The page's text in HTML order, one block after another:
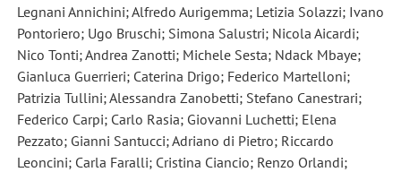
Legnani Annichini; Alfredo Aurigemma; Letizia Solazzi; Ivano
Pontoriero; Ugo Bruschi; Simona Salustri; Nicola Aicardi;
Nico Tonti; Andrea Zanotti; Michele Sesta; Ndack Mbaye;
Gianluca Guerrieri; Caterina Drigo; Federico Martelloni;
Patrizia Tullini; Alessandra Zanobetti; Stefano Canestrari;
Federico Carpi; Carlo Rasia; Giovanni Luchetti; Elena
Pezzato; Gianni Santucci; Adriano di Pietro; Riccardo
Leoncini; Carla Faralli; Cristina Ciancio; Renzo Orlandi;